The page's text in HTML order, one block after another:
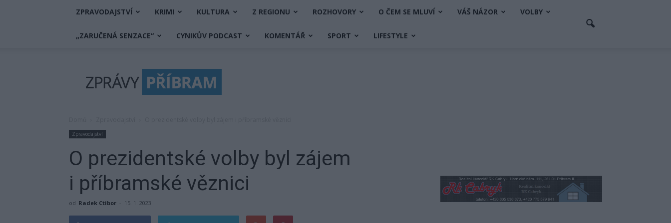
ZPRAVODAJSTVÍ KRIMI KULTURA Z REGIONU ROZHOVORY O ČEM SE MLUVÍ VÁŠ NÁZOR VOLBY
„ZARUČENÁ SENZACE“ CYNIKŮV PODCAST KOMENTÁŘ SPORT LIFESTYLE
Příbram
Zpravodajství
O prezidentské volby byl zájem
i příbramské věznici
od Radek Ctibor - 15. 1. 2023